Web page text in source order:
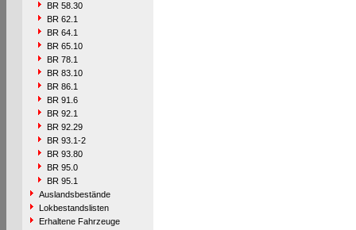
BR 58.30
BR 62.1
BR 64.1
BR 65.10
BR 78.1
BR 83.10
BR 86.1
BR 91.6
BR 92.1
BR 92.29
BR 93.1-2
BR 93.80
BR 95.0
BR 95.1
Auslandsbestände
Lokbestandslisten
Erhaltene Fahrzeuge